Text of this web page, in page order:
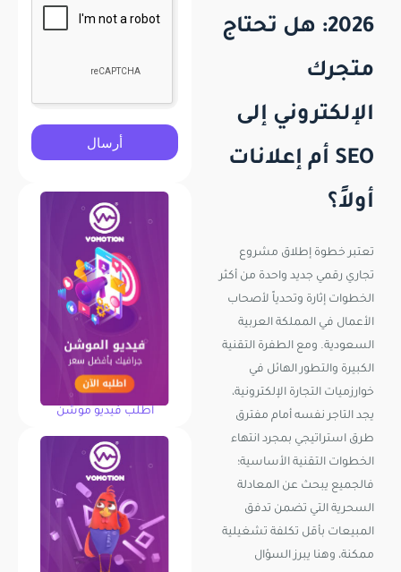
2026: هل تحتاج
متجرك
الإلكتروني إلى
SEO أم إعلانات
أولاً؟
تعتبر خطوة إطلاق مشروع
تجاري رقمي جديد واحدة من أكثر
الخطوات إثارة وتحدياً لأصحاب
الأعمال في المملكة العربية
السعودية. ومع الطفرة التقنية
الكبيرة والتطور الهائل في
خوارزميات التجارة الإلكترونية،
يجد التاجر نفسه أمام مفترق
طرق استراتيجي بمجرد انتهاء
الخطوات التقنية الأساسية؛
فالجميع يبحث عن المعادلة
السحرية التي تضمن تدفق
المبيعات بأقل تكلفة تشغيلية
ممكنة، وهنا يبرز السؤال
أرسال
اطلب فيديو موشن